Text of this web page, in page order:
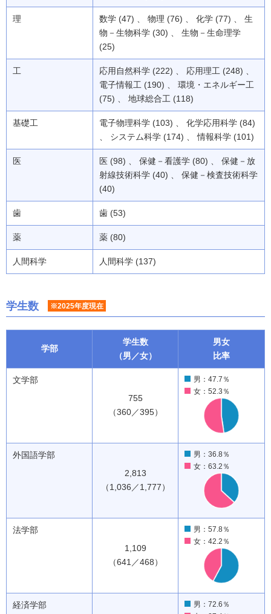
理
数学 (47) 、 物理 (76) 、 化学 (77) 、 生
物－生物科学 (30) 、 生物－生命理学
(25)
工
応用自然科学 (222) 、 応用理工 (248) 、
電子情報工 (190) 、 環境・エネルギー工
(75) 、 地球総合工 (118)
基礎工
電子物理科学 (103) 、 化学応用科学 (84)
、 システム科学 (174) 、 情報科学 (101)
医
医 (98) 、 保健－看護学 (80) 、 保健－放
射線技術科学 (40) 、 保健－検査技術科学
(40)
歯 歯 (53)
薬 薬 (80)
人間科学 人間科学 (137)
学生数 ※2025年度現在
学部
学生数
（男／女）
男女
比率
文学部
755
（360／395）
男：47.7％
女：52.3％
外国語学部
2,813
（1,036／1,777）
男：36.8％
女：63.2％
法学部
1,109
（641／468）
男：57.8％
女：42.2％
経済学部
男：72.6％